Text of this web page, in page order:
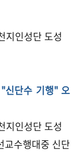
지인성단 도성
신단수 기행" 오
지인성단 도성
교수행대중 신단